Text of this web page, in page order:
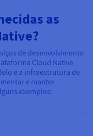
as
de desenvolvimento
Cloud Native
e a infraestrutura de
e manter
exemplos: